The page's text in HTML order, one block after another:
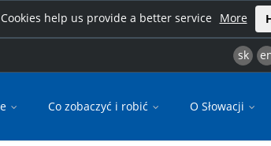
Cookies help us provide a better service More
sk
Co zobaczyć i robić O Słowacji